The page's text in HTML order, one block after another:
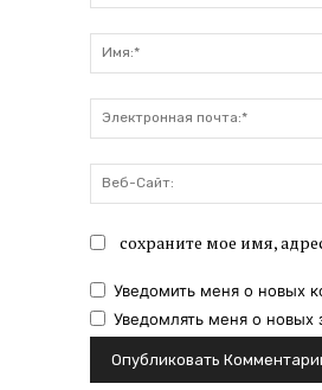
сохраните мое имя,
Уведомить меня о новых
Уведомлять меня о новых